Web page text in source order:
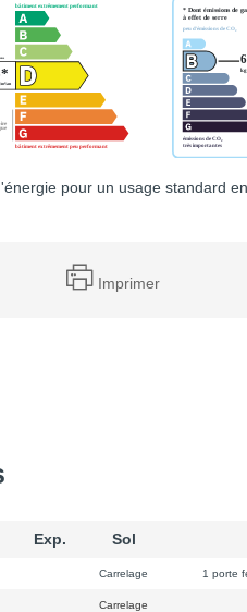
pour un usage standard
Imprimer
Exp. Sol
Carrelage 1 porte
Carrelage